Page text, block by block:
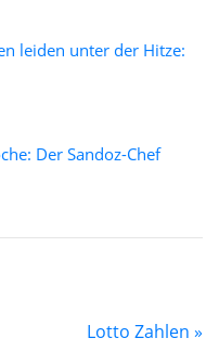
leiden unter der Hitze:
Der Sandoz-Chef
Lotto Zahlen »